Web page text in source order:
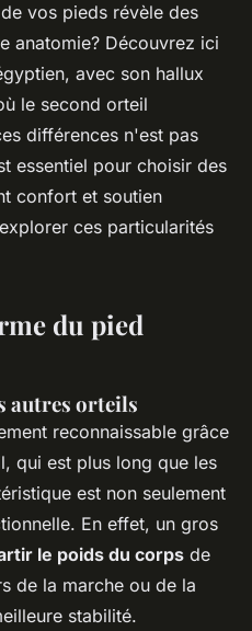
vos pieds révèle des
anatomie? Découvrez ici
avec son hallux
le second orteil
différences n'est pas
essentiel pour choisir des
confort et soutien
ces particularités
du pied
autres orteils
reconnaissable grâce
qui est plus long que les
est non seulement
En effet, un gros
le poids du corps de
de la marche ou de la
stabilité.